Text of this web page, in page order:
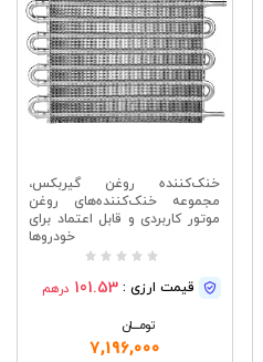
خنک‌کننده روغن گیربکس،
مجموعه خنک‌کننده‌های روغن
موتور کاربردی و قابل اعتماد برای
خودروها
قیمت ارزی : 101.53 درهم
تومــــــان
7,196,000